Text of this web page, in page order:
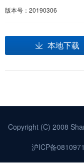
版本号：20190306
本地下载
Copyright (C) 2008
沪ICP备